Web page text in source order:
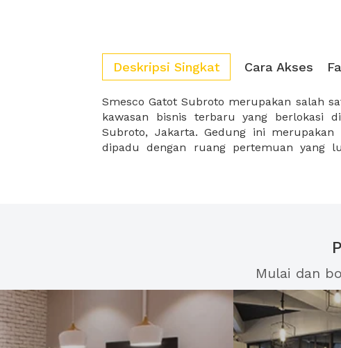
Deskripsi Singkat Cara Akses
Smesco Gatot Subroto merupakan salah
kawasan bisnis terbaru yang berlokasi
Subroto, Jakarta. Gedung ini merupakan
dipadu dengan ruang pertemuan yang
dengan gedung 4 lantai sebagai area ritel
ideal bagi para pelaku bisnis untu
Mulai dan